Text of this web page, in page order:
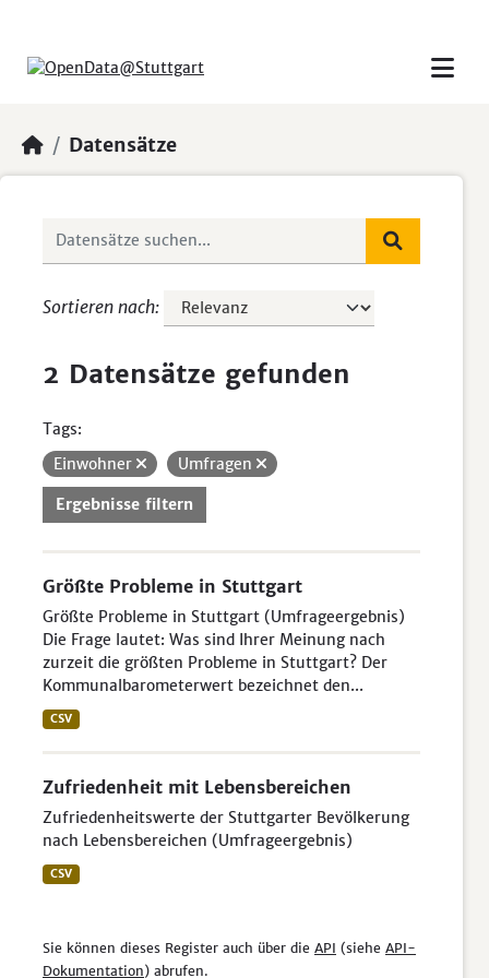
Datensätze
Sortieren nach
2 Datensätze gefunden
Tags:
Einwohner
Umfragen
Ergebnisse filtern
Größte Probleme in Stuttgart
Größte Probleme in Stuttgart (Umfrageergebnis)
Die Frage lautet: Was sind Ihrer Meinung nach
zurzeit die größten Probleme in Stuttgart? Der
Kommunalbarometerwert bezeichnet den...
CSV
Zufriedenheit mit Lebensbereichen
Zufriedenheitswerte der Stuttgarter Bevölkerung
nach Lebensbereichen (Umfrageergebnis)
CSV
Sie können dieses Register auch über die API (siehe API-
Dokumentation) abrufen.